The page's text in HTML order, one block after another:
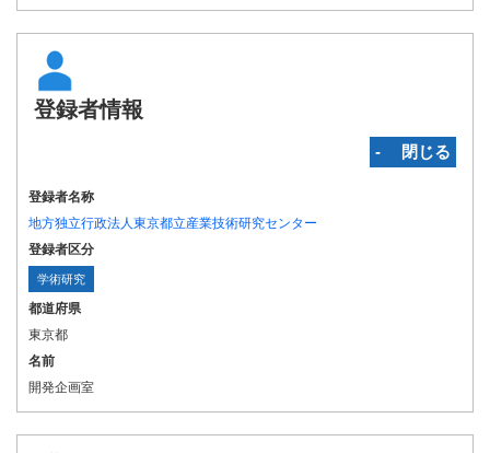
登録者情報
‐ 閉じる
登録者名称
地方独立行政法人東京都立産業技術研究センター
登録者区分
学術研究
都道府県
東京都
名前
開発企画室